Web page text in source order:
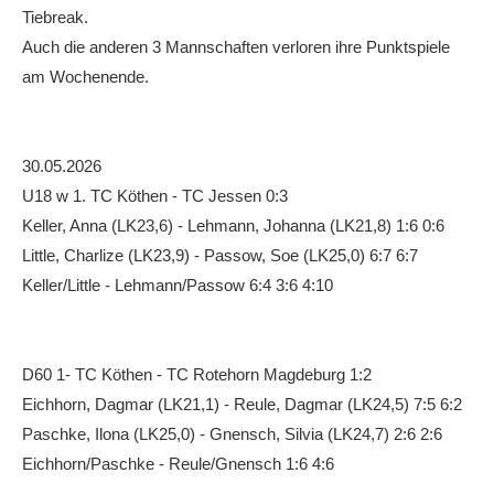
MANNSCHAFTEN
Erwachsene
Jugend
Platz buchen
Kinder- und Jugendtraining
EVENTS & TURNIERE
Tiebreak.
Auch die anderen 3 Mannschaften verloren ihre Punktspiele
am Wochenende.
30.05.2026
U18 w 1. TC Köthen - TC Jessen 0:3
Keller, Anna (LK23,6) - Lehmann, Johanna (LK21,8) 1:6 0:6
Little, Charlize (LK23,9) - Passow, Soe (LK25,0) 6:7 6:7
Keller/Little - Lehmann/Passow 6:4 3:6 4:10
D60 1- TC Köthen - TC Rotehorn Magdeburg 1:2
Eichhorn, Dagmar (LK21,1) - Reule, Dagmar (LK24,5) 7:5 6:2
Paschke, Ilona (LK25,0) - Gnensch, Silvia (LK24,7) 2:6 2:6
Eichhorn/Paschke - Reule/Gnensch 1:6 4:6